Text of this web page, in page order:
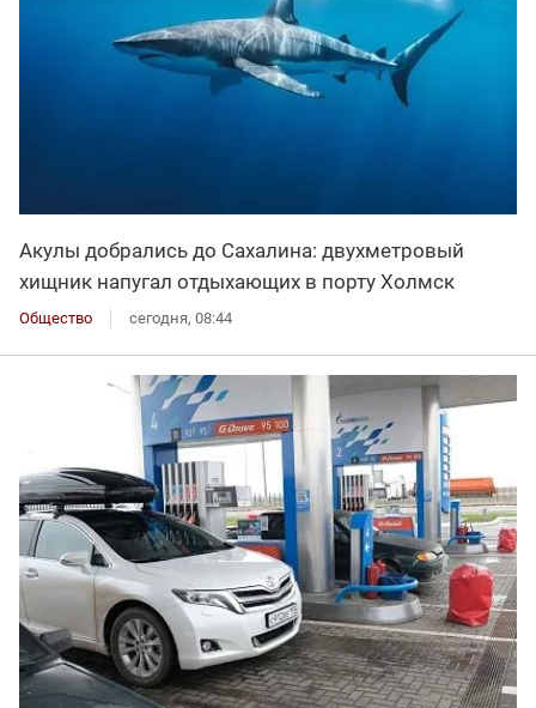
Акулы добрались до Сахалина: двухметровый
хищник напугал отдыхающих в порту Холмск
Общество сегодня, 08:44